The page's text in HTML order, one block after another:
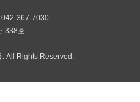
042-367-7030
-338호
All Rights Reserved.